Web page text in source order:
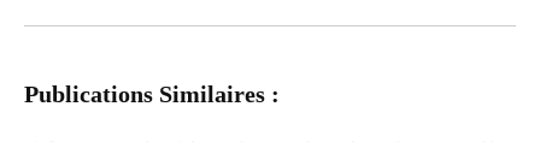
Publications Similaires :